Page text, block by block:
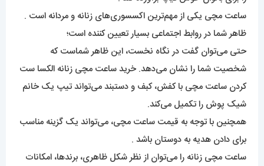
ساعت مچی یکی از مهم‌ترین اکسسوری‌های زنانه و مردانه است .
ظاهر شما در روابط اجتماعی بسیار تعیین کننده است‌؛
حتی می‌توان گفت در نگاه نخست، این ظاهر شماست که
شخصیت شما را نشان می‌دهد. خرید ساعت مچی زنانه الکسا ست
کردن ساعت مچی با کفش، کبف و دستبند می‌تواند تیپ یک خانم
شیک پوش را تکمیل می‌کند.
همچنین با توجه به قیمت ساعت مچی، می‌تواند یک گزینه مناسب
برای دادن هدیه به دوستان باشد .
ساعت مچی زنانه را می‌توان از نظر شکل ظاهری، برند‌ها، امکانات